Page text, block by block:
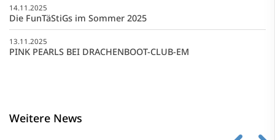
14.11.2025
Die FunTäStiGs im Sommer 2025
13.11.2025
PINK PEARLS BEI DRACHENBOOT-CLUB-EM
Weitere News